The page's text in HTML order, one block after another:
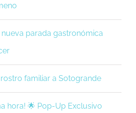
parada gastronómica
familiar a Sotogrande
hora! 🌟 Pop-Up Exclusivo